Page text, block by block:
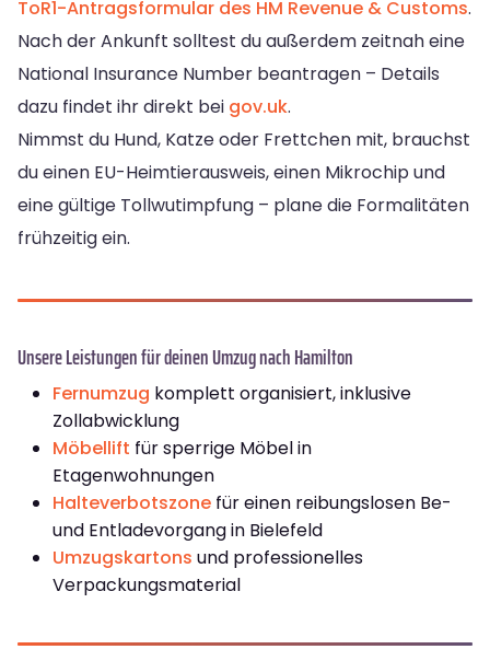
ToR1-Antragsformular des HM Revenue & Customs.
Nach der Ankunft solltest du außerdem zeitnah eine
National Insurance Number beantragen – Details
dazu findet ihr direkt bei gov.uk.
Nimmst du Hund, Katze oder Frettchen mit, brauchst
du einen EU-Heimtierausweis, einen Mikrochip und
eine gültige Tollwutimpfung – plane die Formalitäten
frühzeitig ein.
Unsere Leistungen für deinen Umzug nach Hamilton
Fernumzug komplett organisiert, inklusive
Zollabwicklung
Möbellift für sperrige Möbel in
Etagenwohnungen
Halteverbotszone für einen reibungslosen Be-
und Entladevorgang in Bielefeld
Umzugskartons und professionelles
Verpackungsmaterial